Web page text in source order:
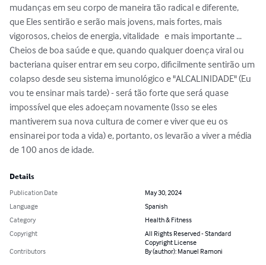
mudanças em seu corpo de maneira tão radical e diferente,
que Eles sentirão e serão mais jovens, mais fortes, mais
vigorosos, cheios de energia, vitalidade   e mais importante ...
Cheios de boa saúde e que, quando qualquer doença viral ou
bacteriana quiser entrar em seu corpo, dificilmente sentirão um
colapso desde seu sistema imunológico e "ALCALINIDADE" (Eu
vou te ensinar mais tarde) - será tão forte que será quase
impossível que eles adoeçam novamente (Isso se eles
mantiverem sua nova cultura de comer e viver que eu os
ensinarei por toda a vida) e, portanto, os levarão a viver a média
de 100 anos de idade.
Details
Publication Date
May 30, 2024
Language
Spanish
Category
Health & Fitness
Copyright
All Rights Reserved - Standard
Copyright License
Contributors
By (author): Manuel Ramoni